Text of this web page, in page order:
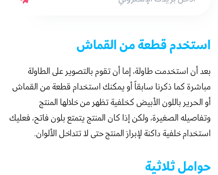
استخدم قطعة من القماش
بعد أن استخدمت طاولة، إما أن تقوم بالتصوير على الطاولة
مباشرة كما ذكرنا سابقاً أو يمكنك استخدام قطعة من القماش
أو الحرير باللون الأبيض كخلفية تظهر من خلالها المنتج
وتفاصيله الصغيرة، ولكن إذا كان المنتج يتمتع بلون فاتح، فعليك
استخدام خلفية داكنة لإبراز المنتج حتى لا تتداخل الألوان.
حوامل ثلاثية